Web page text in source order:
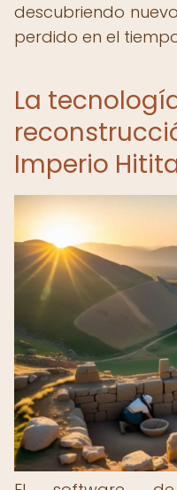
descubriendo
perdido en el
La
Imperio